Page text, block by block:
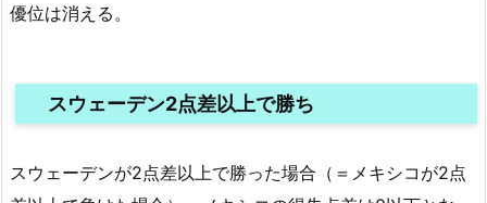
優位は消える。
スウェーデン2点差以上で勝ち
スウェーデンが2点差以上で勝った場合（＝メキシコが2点